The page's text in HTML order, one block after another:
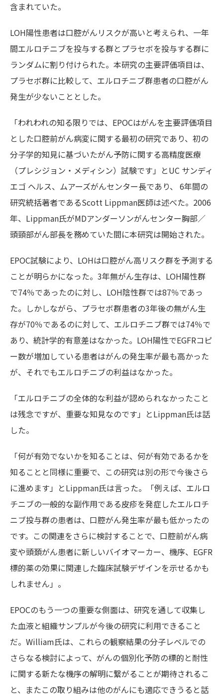
含まれていた。
LOH陽性患者は口腔がんリスクが高いと考えられ、一年
間エルロチニブを投与する群とプラセボを投与する群に
ランダムに割り付けられた。本研究の主要評価項目は、
プラセボ群に比較して、エルロチニブ群患者の口腔がん
発生が少ないこととした。
「われわれの知る限りでは、EPOCはがんを主要評価項目
とした口腔前がん病変に関する最初の研究であり、初の
分子学的知見に基づいたがん予防に関する高精度医療
（プレシジョン・メディシン）試験です」とUC サンディ
エゴ ヘルス、ムアーズがんセンター長であり、 6年間の
研究統括著者であるScott Lippman医師は述べた。2006
年、Lippman氏がMDアンダーソンがんセンター胸部／
頭頸部がん部長を務めていた間に本研究は開始された。
EPOC試験により、LOHは口腔がん高リスク群を予測する
ことが明らかになった。3年無がん生存は、LOH陽性群
で74％であったのに対し、LOH陰性群では87％であっ
た。しかしながら、プラセボ群患者の3年後の無がん生
存が70％であるのに対して、エルロチニブ群では74％で
あり、統計学的有意差はなかった。LOH陽性でEGFRコピ
ー数が増加している患者はがんの発生率が最も高かった
が、それでもエルロチニブの利益はなかった。
「エルロチニブの全体的な利益が認められなかったこと
は残念ですが、重要な知見なのです」とLippman氏は話
した。
「何が有効でないかを知ることは、何が有効であるかを
知ることと同様に重要で、この研究は別の形で今後さら
に進めます」とLippman氏は言った。「例えば、エルロ
チニブの一般的な副作用である皮疹を発症したエルロチ
ニブ投与群の患者は、口腔がん発生率が最も低かったの
です。この関連をさらに検討することで、口腔前がん病
変や頭頚がん患者に新しいバイオマーカー、機序、EGFR
標的薬の効果に関連した臨床試験デザインを示せるかも
しれません」。
EPOCのもう一つの重要な側面は、研究を通して収集し
た血液と組織サンプルが今後の研究に利用できること
だ。William氏は、これらの観察結果の分子レベルでの
さらなる検討によって、がんの個別化予防の標的と耐性
に関する新たな機序の解明に繋がることが期待されるこ
と、またこの取り組みは他のがんにも適応できうると話